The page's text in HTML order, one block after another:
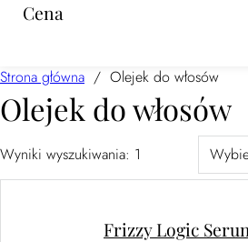
Cena
Strona główna / Olejek do włosów
Olejek do włosów
Wyniki wyszukiwania: 1
Frizzy Logic